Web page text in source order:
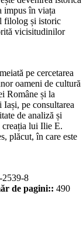
impus în viața
filolog și istoric
vicisitudinilor
pe cercetarea
oameni de cultură
Române și la
pe consultarea
de analiză și
creația lui Ilie E.
plăcut, în care este
2539-8
de pagini:: 490